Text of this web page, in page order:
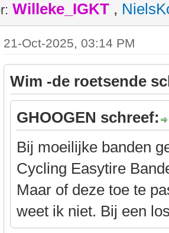
Willeke_IGKT ,
21-Oct-2025, 03:14 PM
Wim -de roetsende
GHOOGEN schreef:
Bij moeilijke banden
Cycling Easytire
Maar of deze toe te
weet ik niet. Bij een